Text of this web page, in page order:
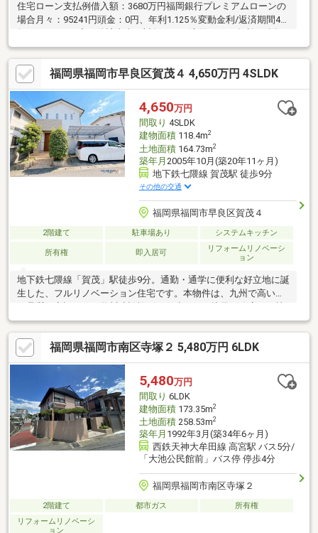
住宅ローン支払例借入額：3680万円福岡銀行プレミアムローンの
場合月々：95241円頭金：0円、年利1.125％変動金利/返済期間40
実行時のものとなり、表記されている金利・返済額と異なる場合
があります。
福岡県福岡市早良区賀茂４ 4,650万円 4SLDK
4,650万円
間取り 4SLDK
建物面積118.4m2
土地面積164.73m2
築年月 2005年10月(築20年11ヶ月)
地下鉄七隈線 賀茂駅 徒歩9分
その他の交通
福岡県福岡市早良区賀茂４
2階建て 駐車場あり システムキッチン
所有権 即入居可
リフォームリノベーシ
ョン
地下鉄七隈線「賀茂」駅徒歩9分。通勤・通学に便利な好立地に誕
生した、フルリノベーション住宅です。本物件は、九州で高い施
まるごと再生。もともとのしっかりとした躯体を活かしながら、
室内は現代の暮らしに合わせて一新され、水回り設備も含めて新
しく整えられています。間取りはゆとりの4LDK。ご家族それぞれ
の個室を確保しつつ、将来のライフスタイルの変化にも柔軟に対
応可能です。「施工品質に定評のある住宅 × フルリノベーショ
ン」という、安心感と快適性を兼ね備えた一邸です。
福岡県福岡市南区寺塚２ 5,480万円 6LDK
5,480万円
間取り 6LDK
建物面積173.35m2
土地面積258.53m2
築年月 1992年3月(築34年6ヶ月)
西鉄天神大牟田線 高宮駅 バス5分/
「大池公民館前」バス停 停歩4分
福岡県福岡市南区寺塚２
2階建て 都市ガス
所有権
リフォームリノベーシ
ョン